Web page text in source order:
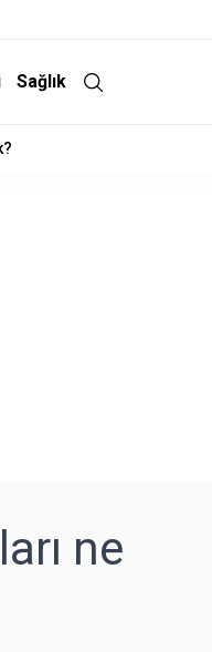
Sağlık
ne